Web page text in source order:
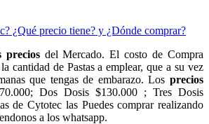
¿Qué precio tiene? y ¿Dónde comprar?
preciosdel Mercado. El costo de Compra
cantidad de Pastas a emplear, que a su vez
que tengas de embarazo. Los precios
Dos Dosis $130.000 ; Tres Dosis
de Cytotec las Puedes comprar realizando
a los whatsapp.